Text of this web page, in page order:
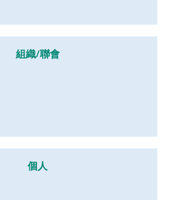
組織/聯會
個人